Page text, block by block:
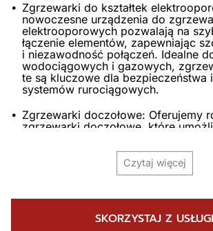
Zgrzewarki do kształtek
nowoczesne urządzenia do
elektrooporowych pozwalają na
łączenie elementów, zapewniając
i niezawodność połączeń. Idealne
wodociągowych i gazowych,
te są kluczowe dla bezpieczeństwa
systemów rurociągowych.
Zgrzewarki doczołowe: Oferujemy
zgrzewarki doczołowe, które
Dzięki wysokiej wydajności i
urządzenia doczołowe zapewniają
połączenia, które są odporne na
Charakterystyka i specyfikacja:
Czytaj więcej
SKORZYSTAJ Z USŁUGI